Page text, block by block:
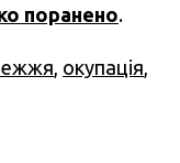
поранено.
окупація